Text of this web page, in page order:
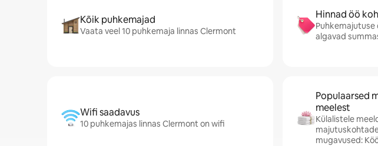
Kõik puhkemajad
Vaata veel 10 puhkemaja linnas Clermont
Hinnad öö
Puhkemajutuse
algavad
Wifi saadavus
10 puhkemajas linnas Clermont on wifi
Populaarsed
meelest
Külalistele
mugavused: